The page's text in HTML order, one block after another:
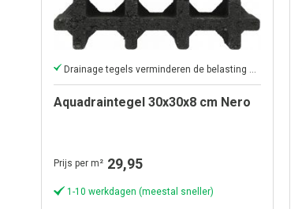
Aquadraintegel 30x30x8 cm Nero
Prijs per m² 29,95
1-10 werkdagen (meestal sneller)